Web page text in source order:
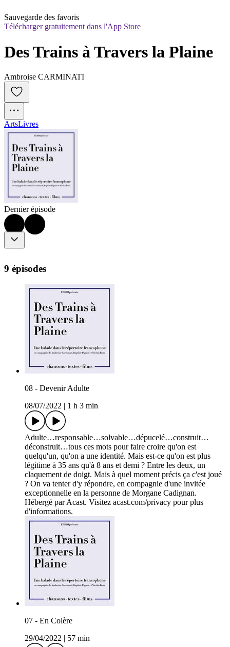
Sauvegarde des favoris
Télécharger gratuitement dans l'App Store
Des Trains à Travers la Plaine
Ambroise CARMINATI
ArtsLivres
Dernier épisode
9 épisodes
08 - Devenir Adulte
08/07/2022
1 h 3 min
Adulte…responsable…solvable…dépucelé…construit…
déconstruit…tous ces mots pour faire croire qu'on est
quelqu'un, qu'on a une identité. Mais est-ce qu'on est plus
légitime à 35 ans qu'à 8 ans et demi ? Entre les deux, un
claquement de doigt. Mais à quel moment précis ça c'est joué
? On va tenter d'y répondre, en compagnie d'une invitée
exceptionnelle en la personne de Morgane Cadignan.
Hébergé par Acast. Visitez acast.com/privacy pour plus
d'informations.
07 - En Colère
29/04/2022
57 min